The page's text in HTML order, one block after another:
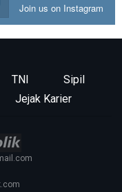
Join us on Instagram
TNI
Sipil
Jejak Karier